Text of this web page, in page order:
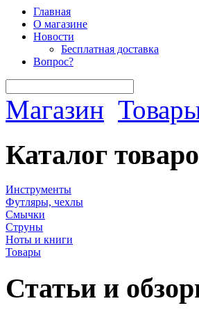
Главная
О магазине
Новости
Бесплатная доставка
Вопрос?
Магазин
Каталог
Инструменты
Футляры, чехлы
Смычки
Струны
Ноты и книги
Товары
Статьи и